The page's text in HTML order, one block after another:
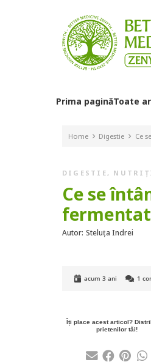
Prima paginăToate
Home Digestie Ce
DIGESTIE ,
Ce se
Autor: Steluța Indrei
acum 3 ani 1